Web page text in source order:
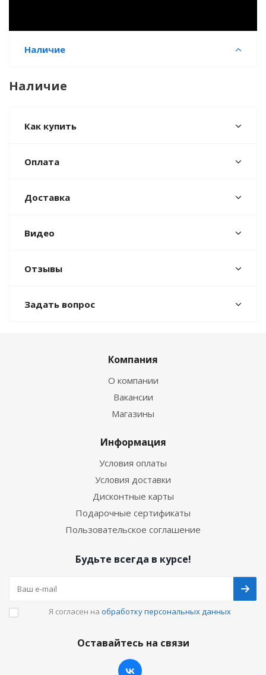
Наличие
Наличие
Как купить
Оплата
Доставка
Видео
Отзывы
Задать вопрос
Компания
О компании
Вакансии
Магазины
Информация
Условия оплаты
Условия доставки
Дисконтные карты
Подарочные сертификаты
Пользовательское соглашение
Будьте всегда в курсе!
Я согласен на обработку персональных данных
Оставайтесь на связи